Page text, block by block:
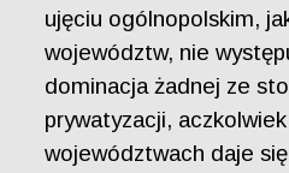
ujęciu ogólnopolskim,
województw, nie
dominacja żadnej ze
prywatyzacji,
województwach daje